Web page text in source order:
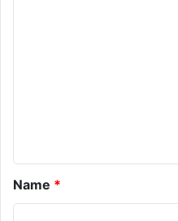
Name *